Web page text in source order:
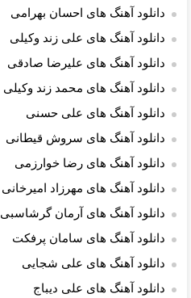
دانلود آهنگ های احسان بهرامی
دانلود آهنگ های علی زند وکیلی
دانلود آهنگ های علیرضا صادقی
دانلود آهنگ های محمد زند وکیلی
دانلود آهنگ های علی حسنی
دانلود آهنگ های سروش قیطانی
دانلود آهنگ های رضا خوارزمی
دانلود آهنگ های مهرزاد امیرخانی
دانلود آهنگ های آرمان گرشاسبی
دانلود آهنگ های سامان پرفکت
دانلود آهنگ های علی شجایی
دانلود آهنگ های علی دیباج